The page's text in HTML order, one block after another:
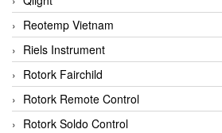
Reotemp Vietnam
Riels Instrument
Rotork Fairchild
Rotork Remote Control
Rotork Soldo Control